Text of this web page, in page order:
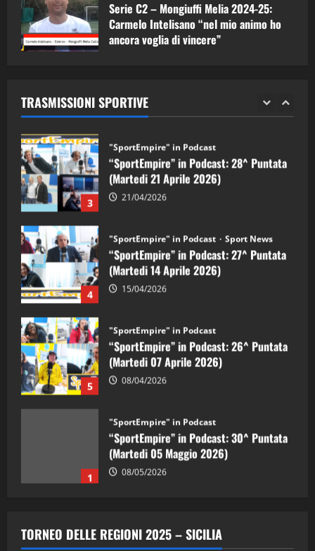
Serie C2 – Mongiuffi Melia 2024-25:
Carmelo Intelisano “nel mio animo ho
ancora voglia di vincere”
TRASMISSIONI SPORTIVE
1 08/05/2026
2 28/04/2026
3
"SportEmpire" in Podcast
“SportEmpire” in Podcast: 28^ Puntata
(Martedi 21 Aprile 2026)
21/04/2026
4
"SportEmpire" in Podcast Sport News
“SportEmpire” in Podcast: 27^ Puntata
(Martedi 14 Aprile 2026)
15/04/2026
5
"SportEmpire" in Podcast
“SportEmpire” in Podcast: 26^ Puntata
(Martedi 07 Aprile 2026)
08/04/2026
1
"SportEmpire" in Podcast
“SportEmpire” in Podcast: 30^ Puntata
(Martedi 05 Maggio 2026)
08/05/2026
“SportEmpire” in Podcast: 29^ Puntata
(Martedi 28 Aprile 2026)
TORNEO DELLE REGIONI 2025 – SICILIA